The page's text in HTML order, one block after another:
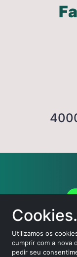
Cookies.
Utilizamos os
cumprir com a nova
pedir seu